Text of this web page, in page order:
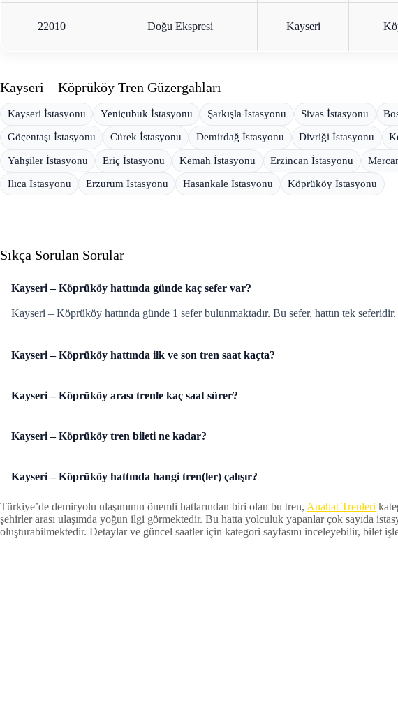
22010 Doğu Ekspresi Kayseri
Kayseri – Köprüköy Tren Güzergahları
Kayseri İstasyonu Yeniçubuk İstasyonu Şarkışla İstasyonu Sivas İstasyonu
Göçentaşı İstasyonu Cürek İstasyonu Demirdağ İstasyonu Divriği İstasyonu
Yahşiler İstasyonu Eriç İstasyonu Kemah İstasyonu Erzincan İstasyonu
Ilıca İstasyonu Erzurum İstasyonu Hasankale İstasyonu Köprüköy İstasyonu
Sıkça Sorulan Sorular
Kayseri – Köprüköy hattında günde kaç sefer var?
Kayseri – Köprüköy hattında günde 1 sefer bulunmaktadır. Bu sefer, hattın tek seferidir.
Kayseri – Köprüköy hattında ilk ve son tren saat kaçta?
Kayseri – Köprüköy arası trenle kaç saat sürer?
Kayseri – Köprüköy tren bileti ne kadar?
Kayseri – Köprüköy hattında hangi tren(ler) çalışır?
Türkiye’de demiryolu ulaşımının önemli hatlarından biri olan bu tren, Anahat Trenleri
şehirler arası ulaşımda yoğun ilgi görmektedir. Bu hatta yolculuk yapanlar çok sayıda
oluşturabilmektedir. Detaylar ve güncel saatler için kategori sayfasını inceleyebilir, bilet